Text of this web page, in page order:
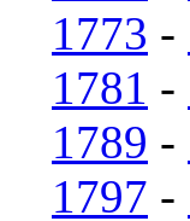
1773 -
1781 -
1789 -
1797 -